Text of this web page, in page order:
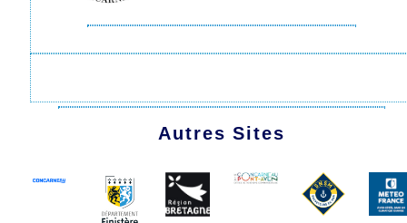
Autres Sites